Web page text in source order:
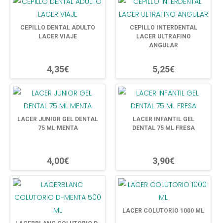
CEPILLO DENTAL ADULTO
LACER VIAJE
4,35€
CEPILLO INTERDENTAL
LACER ULTRAFINO
ANGULAR
5,25€
LACER JUNIOR GEL DENTAL
75 ML MENTA
4,00€
LACER INFANTIL GEL
DENTAL 75 ML FRESA
3,90€
LACER COLUTORIO 1000 ML